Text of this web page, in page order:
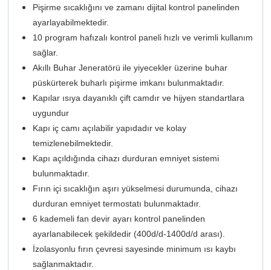
Pişirme sıcaklığını ve zamanı dijital kontrol panelinden
ayarlayabilmektedir.
10 program hafızalı kontrol paneli hızlı ve verimli kullanım
sağlar.
Akıllı Buhar Jeneratörü ile yiyecekler üzerine buhar
püskürterek buharlı pişirme imkanı bulunmaktadır.
Kapılar ısıya dayanıklı çift camdır ve hijyen standartlara
uygundur
Kapı iç camı açılabilir yapıdadır ve kolay
temizlenebilmektedir.
Kapı açıldığında cihazı durduran emniyet sistemi
bulunmaktadır.
Fırın içi sıcaklığın aşırı yükselmesi durumunda, cihazı
durduran emniyet termostatı bulunmaktadır.
6 kademeli fan devir ayarı kontrol panelinden
ayarlanabilecek şekildedir (400d/d-1400d/d arası).
İzolasyonlu fırın çevresi sayesinde minimum ısı kaybı
sağlanmaktadır.